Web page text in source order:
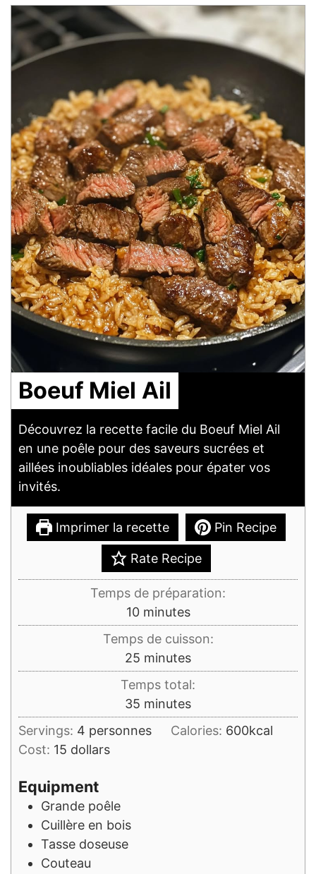
Boeuf Miel Ail
Découvrez la recette facile du Boeuf Miel Ail
en une poêle pour des saveurs sucrées et
aillées inoubliables idéales pour épater vos
invités.
Imprimer la recette Pin Recipe
Rate Recipe
Temps de préparation:
10minutes
minutes
Temps de cuisson:
25 minutes
minutes
Temps total:
35 minutes
minutes
Servings: 4 personnes Calories: 600kcal
Cost: 15 dollars
Equipment
Grande poêle
Cuillère en bois
Tasse doseuse
Couteau